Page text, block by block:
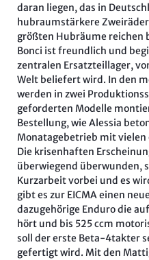
daran liegen, das in
hubraumstärkere
größten Hubräume reichen
Bonci ist freundlich und
zentralen Ersatzteillager,
Welt beliefert wird. In den
werden in zwei
geforderten Modelle
Bestellung, wie Alessia
Monatagebetrieb mit
Die krisenhaften
überwiegend überwunden,
Kurzarbeit vorbei und es
gibt es zur EICMA einen
dazugehörige Enduro die
hört und bis 525 ccm
soll der erste Beta-4takter
gefertigt wird. Mit den